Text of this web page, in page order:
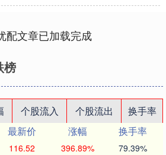
配文章已加载完成
榜
个股流入 个股流出
换手率
最新价 涨幅
换手率
116.52 396.89% 79.39%